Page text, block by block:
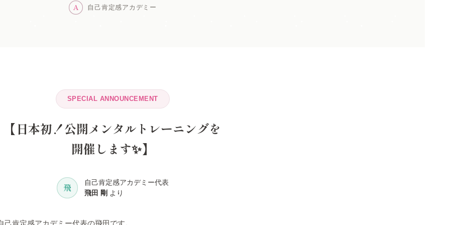
A 自己肯定感アカデミー
SPECIAL ANNOUNCEMENT
【日本初！公開メンタルトレーニングを
開催します✨】
飛
自己肯定感アカデミー代表
飛田 剛 より